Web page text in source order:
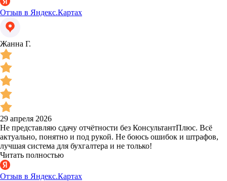
Отзыв в Яндекс.Картах
Жанна Г.
29 апреля 2026
Не представляю сдачу отчётности без КонсультантПлюс. Всё
актуально, понятно и под рукой. Не боюсь ошибок и штрафов,
лучшая система для бухгалтера и не только!
Читать полностью
Отзыв в Яндекс.Картах